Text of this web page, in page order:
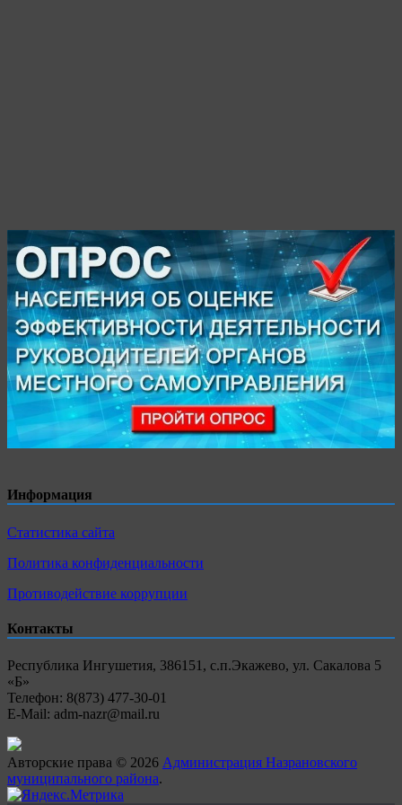
Информация
Статистика сайта
Политика конфиденциальности
Противодействие коррупции
Контакты
Республика Ингушетия, 386151, с.п.Экажево, ул. Сакалова 5
«Б»
Телефон: 8(873) 477-30-01
E-Mail: adm-nazr@mail.ru
Авторские права © 2026 Администрация Назрановского
муниципального района.